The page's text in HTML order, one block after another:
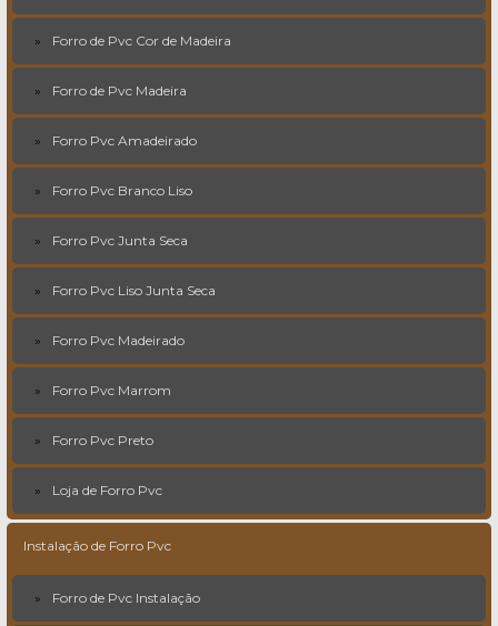
Forro de Pvc Cor de Madeira
Forro de Pvc Madeira
Forro Pvc Amadeirado
Forro Pvc Branco Liso
Forro Pvc Junta Seca
Forro Pvc Liso Junta Seca
Forro Pvc Madeirado
Forro Pvc Marrom
Forro Pvc Preto
Loja de Forro Pvc
Instalação de Forro Pvc
Forro de Pvc Instalação